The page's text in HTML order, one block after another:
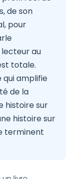
de son
pour
au
totale.
amplifie
de la
histoire sur
histoire sur
terminent